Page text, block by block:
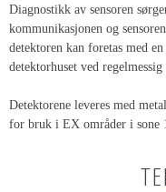
Diagnostikk av sensoren
kommunikasjonen og
detektoren kan foretas med
detektorhuset ved
Detektorene leveres med
for bruk i EX områder i sone